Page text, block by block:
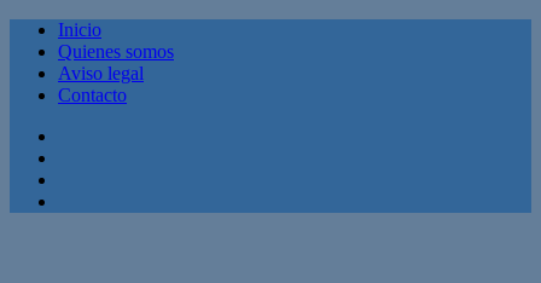
Inicio
Quienes somos
Aviso legal
Contacto